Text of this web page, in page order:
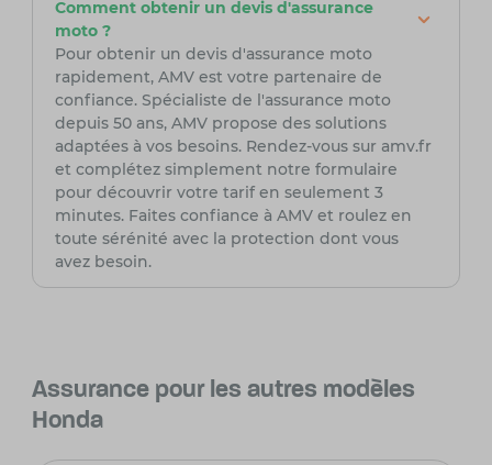
Comment obtenir un devis d'assurance
moto ?
Pour obtenir un devis d'assurance moto
rapidement, AMV est votre partenaire de
confiance. Spécialiste de l'assurance moto
depuis 50 ans, AMV propose des solutions
adaptées à vos besoins. Rendez-vous sur amv.fr
et complétez simplement notre formulaire
pour découvrir votre tarif en seulement 3
minutes. Faites confiance à AMV et roulez en
toute sérénité avec la protection dont vous
avez besoin.
Assurance pour les autres modèles
Honda